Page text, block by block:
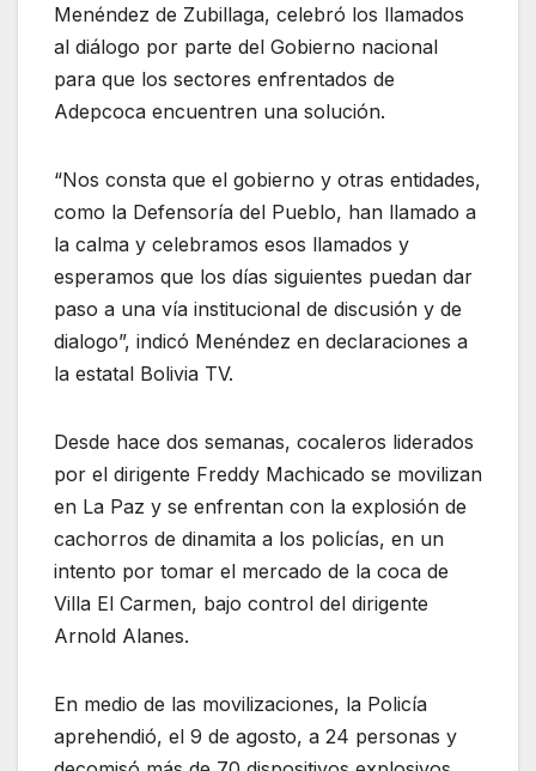
Menéndez de Zubillaga, celebró los llamados
al diálogo por parte del Gobierno nacional
para que los sectores enfrentados de
Adepcoca encuentren una solución.
“Nos consta que el gobierno y otras entidades,
como la Defensoría del Pueblo, han llamado a
la calma y celebramos esos llamados y
esperamos que los días siguientes puedan dar
paso a una vía institucional de discusión y de
dialogo”, indicó Menéndez en declaraciones a
la estatal Bolivia TV.
Desde hace dos semanas, cocaleros liderados
por el dirigente Freddy Machicado se movilizan
en La Paz y se enfrentan con la explosión de
cachorros de dinamita a los policías, en un
intento por tomar el mercado de la coca de
Villa El Carmen, bajo control del dirigente
Arnold Alanes.
En medio de las movilizaciones, la Policía
aprehendió, el 9 de agosto, a 24 personas y